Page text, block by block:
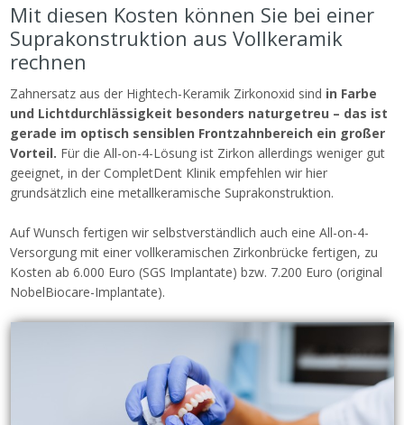
Mit diesen Kosten können Sie bei einer
Suprakonstruktion aus Vollkeramik
rechnen
Zahnersatz aus der Hightech-Keramik Zirkonoxid sind in Farbe
und Lichtdurchlässigkeit besonders naturgetreu – das ist
gerade im optisch sensiblen Frontzahnbereich ein großer
Vorteil. Für die All-on-4-Lösung ist Zirkon allerdings weniger gut
geeignet, in der CompletDent Klinik empfehlen wir hier
grundsätzlich eine metallkeramische Suprakonstruktion.
Auf Wunsch fertigen wir selbstverständlich auch eine All-on-4-
Versorgung mit einer vollkeramischen Zirkonbrücke fertigen, zu
Kosten ab 6.000 Euro (SGS Implantate) bzw. 7.200 Euro (original
NobelBiocare-Implantate).